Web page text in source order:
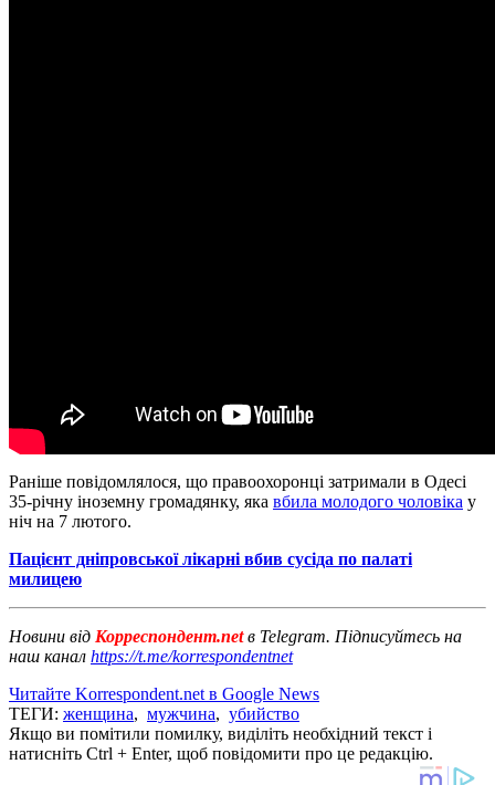
Раніше повідомлялося, що правоохоронці затримали в Одесі
35-річну іноземну громадянку, яка вбила молодого чоловіка у
ніч на 7 лютого.
Пацієнт дніпровської лікарні вбив сусіда по палаті
милицею
Новини від Корреспондент.netв Telegram. Підписуйтесь на
наш канал https://t.me/korrespondentnet
Читайте Korrespondent.net в Google News
ТЕГИ: женщина, мужчина, убийство
Якщо ви помітили помилку, виділіть необхідний текст і
натисніть Ctrl + Enter, щоб повідомити про це редакцію.